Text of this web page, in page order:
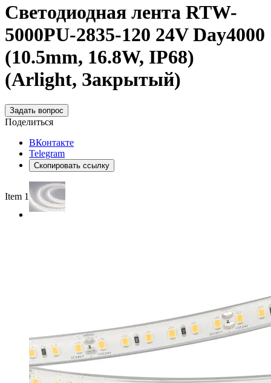
Светодиодная лента RTW-
5000PU-2835-120 24V Day4000
(10.5mm, 16.8W, IP68)
(Arlight, Закрытый)
Задать вопрос
Поделиться
ВКонтакте
Telegram
Скопировать ссылку
Item 1 of 2